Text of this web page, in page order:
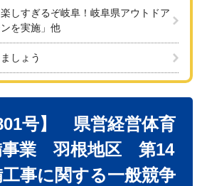
しすぎるぞ岐阜！岐阜県アウトドア
を実施」他
しょう
号】 県営経営体育
事業 羽根地区 第14
事に関する一般競争